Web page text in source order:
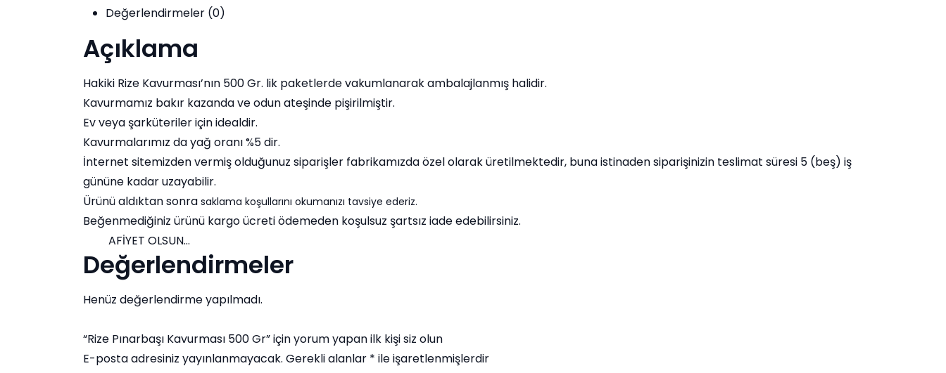
Değerlendirmeler (0)
Açıklama
Hakiki Rize Kavurması’nın 500 Gr. lik paketlerde vakumlanarak ambalajlanmış halidir.
Kavurmamız bakır kazanda ve odun ateşinde pişirilmiştir.
Ev veya şarküteriler için idealdir.
Kavurmalarımız da yağ oranı %5 dir.
İnternet sitemizden vermiş olduğunuz siparişler fabrikamızda özel olarak üretilmektedir, buna istinaden siparişinizin teslimat süresi 5 (beş) iş
gününe kadar uzayabilir.
Ürünü aldıktan sonra saklama koşullarını okumanızı tavsiye ederiz.
Beğenmediğiniz ürünü kargo ücreti ödemeden koşulsuz şartsız iade edebilirsiniz.
AFİYET OLSUN…
Değerlendirmeler
Henüz değerlendirme yapılmadı.
“Rize Pınarbaşı Kavurması 500 Gr” için yorum yapan ilk kişi siz olun
E-posta adresiniz yayınlanmayacak. Gerekli alanlar * ile işaretlenmişlerdir